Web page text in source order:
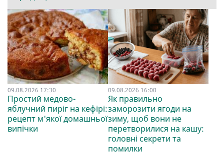
09.08.2026 17:30
Простий медово-
яблучний пиріг на кефірі:
рецепт м'якої домашньої
випічки
09.08.2026 16:00
Як правильно
заморозити ягоди на
зиму, щоб вони не
перетворилися на кашу:
головні секрети та
помилки